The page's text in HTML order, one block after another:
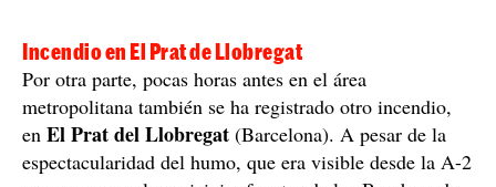
Incendio en El Prat de Llobregat
Por otra parte, pocas horas antes en el área
metropolitana también se ha registrado otro incendio,
en El Prat del Llobregat (Barcelona). A pesar de la
espectacularidad del humo, que era visible desde la A-2